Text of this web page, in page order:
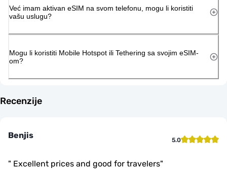
Već imam aktivan eSIM na svom telefonu, mogu li koristiti
vašu uslugu?
Mogu li koristiti Mobile Hotspot ili Tethering sa svojim eSIM-
om?
Recenzije
Benjis 5.0
" Excellent prices and good for travelers"